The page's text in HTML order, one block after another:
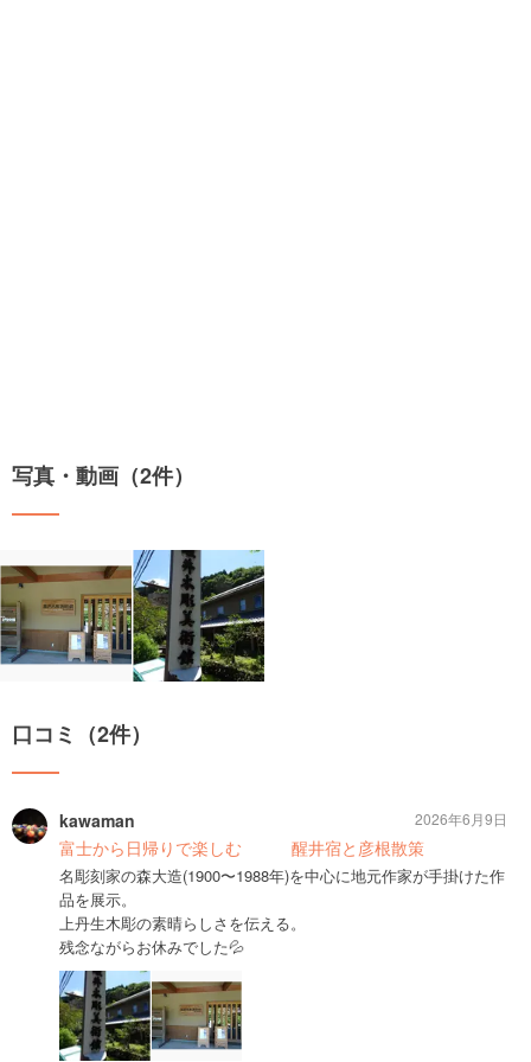
写真・動画（2件）
口コミ（2件）
kawaman
富士から日帰りで楽しむ 醒井宿と彦根散策
名彫刻家の森大造(1900〜1988年)を中心に地元作家が手掛けた作
品を展示。
上丹生木彫の素晴らしさを伝える。
残念ながらお休みでした💦
2026年6月9日